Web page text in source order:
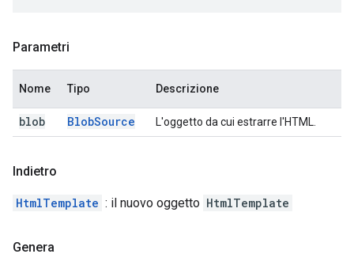
Parametri
Nome Tipo Descrizione
blob BlobSource L'oggetto da cui estrarre l'HTML.
Indietro
HtmlTemplate : il nuovo oggetto HtmlTemplate
Genera